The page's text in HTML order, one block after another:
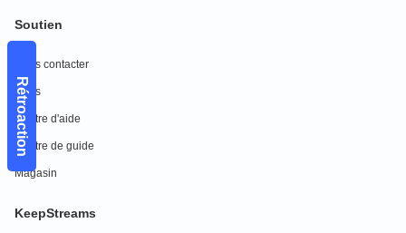
Rétroaction
Soutien
Nous contacter
FAQs
Centre d'aide
Centre de guide
Magasin
KeepStreams